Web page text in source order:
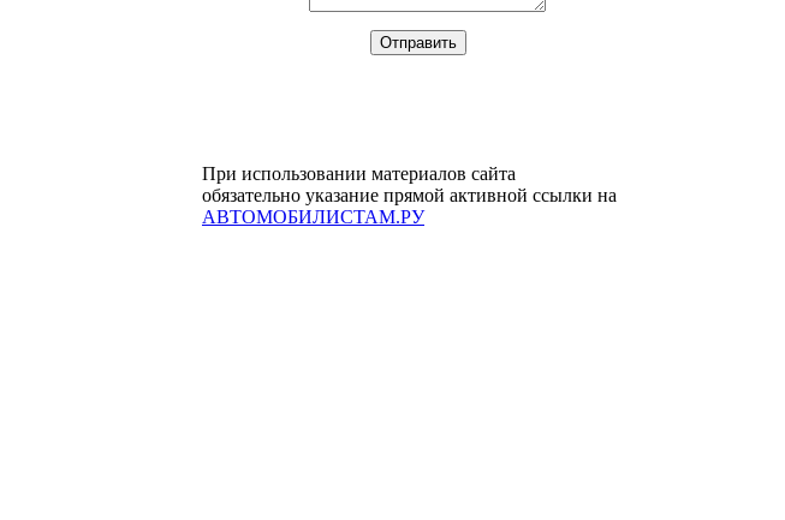
При использовании материалов сайта
обязательно указание прямой активной ссылки на
АВТОМОБИЛИСТАМ.РУ